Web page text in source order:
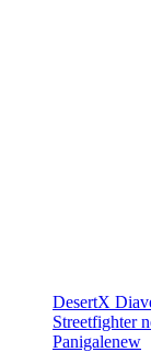
DesertX
Streetfighter
Panigalenew